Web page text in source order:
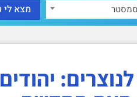
יהודים